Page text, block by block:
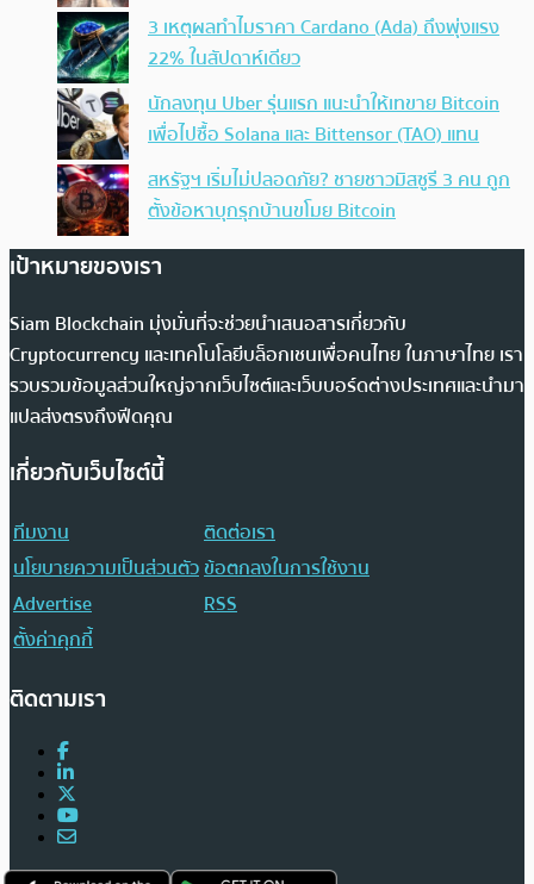
3 เหตุผลทำไมราคา Cardano (Ada) ถึงพุ่งแรง
22% ในสัปดาห์เดียว
นักลงทุน Uber รุ่นแรก แนะนำให้เทขาย Bitcoin
เพื่อไปซื้อ Solana และ Bittensor (TAO) แทน
สหรัฐฯ เริ่มไม่ปลอดภัย? ชายชาวมิสซูรี 3 คน ถูก
ตั้งข้อหาบุกรุกบ้านขโมย Bitcoin
เป้าหมายของเรา
Siam Blockchain มุ่งมั่นที่จะช่วยนำเสนอสารเกี่ยวกับ
Cryptocurrency และเทคโนโลยีบล็อกเชนเพื่อคนไทย ในภาษาไทย เรา
รวบรวมข้อมูลส่วนใหญ่จากเว็บไซต์และเว็บบอร์ดต่างประเทศและนำมา
แปลส่งตรงถึงฟีดคุณ
เกี่ยวกับเว็บไซต์นี้
ทีมงาน
ติดต่อเรา
นโยบายความเป็นส่วนตัวข้อตกลงในการใช้งาน
Advertise
RSS
ตั้งค่าคุกกี้
ติดตามเรา